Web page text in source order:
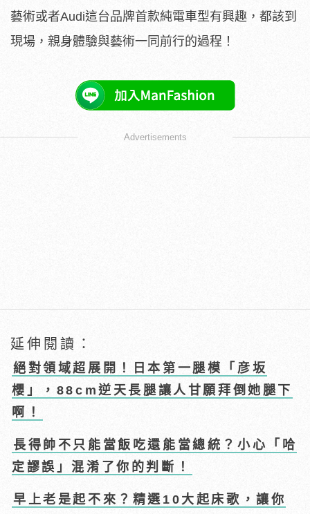
藝術或者Audi這台品牌首款純電車型有興趣，都該到
現場，親身體驗與藝術一同前行的過程！
Advertisements
延伸閱讀：
絕對領域超展開！日本第一腿模「彦坂
櫻」，88cm逆天長腿讓人甘願拜倒她腿下
啊！
長得帥不只能當飯吃還能當總統？小心「哈
定謬誤」混淆了你的判斷！
早上老是起不來？精選10大起床歌，讓你